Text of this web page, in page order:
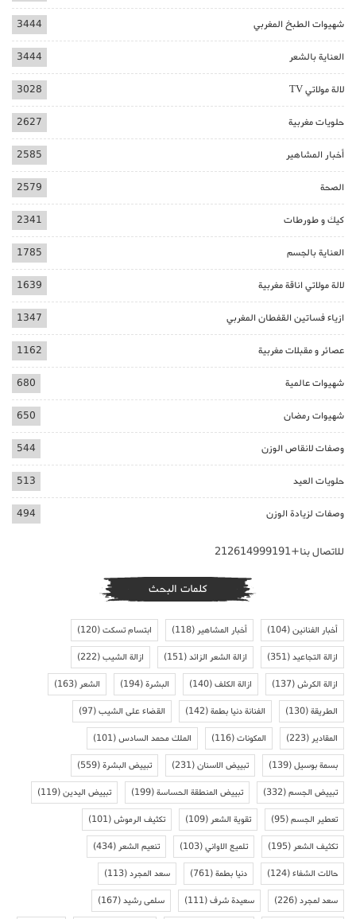
شهيوات الطبخ المغربي 3444
العناية بالشعر 3444
لالة مولاتي TV 3028
حلويات مغربية 2627
أخبار المشاهير 2585
الصحة 2579
كيك و طورطات 2341
العناية بالجسم 1785
لالة مولاتي اناقة مغربية 1639
ازياء فساتين القفطان المغربي 1347
عصائر و مقبلات مغربية 1162
شهيوات عالمية 680
شهيوات رمضان 650
وصفات لانقاص الوزن 544
حلويات العيد 513
وصفات لزيادة الوزن 494
للاتصال بنا+212614999191
كلمات البحث
أخبار الفنانين(104) أخبار المشاهير(118) ابتسام تسكت(120)
ازالة التجاعيد(351) ازالة الشعر الزائد(151) ازالة الشيب(222)
ازالة الكرش(137) ازالة الكلف(140) البشرة(194) الشعر(163)
الطريقة(130) الفنانة دنيا بطمة(142) القضاء على الشيب(97)
المقادير(223) المكونات(116) الملك محمد السادس(101)
بسمة بوسيل(139) تبييض الاسنان(231) تبييض البشرة(559)
تبييض الجسم(332) تبييض المنطقة الحساسة(199) تبييض اليدين(119)
تعطير الجسم(95) تقوية الشعر(109) تكثيف الرموش(101)
تكثيف الشعر(195) تلميع الاواني(103) تنعيم الشعر(434)
حالات الشفاء(124) دنيا بطمة(761) سعد المجرد(113)
سعد لمجرد(226) سعيدة شرف(111) سلمى رشيد(167)